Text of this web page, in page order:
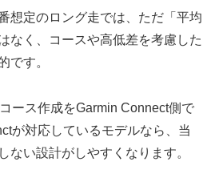
想定のロング走では、ただ「平均
なく、コースや高低差を考慮した
です。
ース作成をGarmin Connect側で
が対応しているモデルなら、当
ない設計がしやすくなります。